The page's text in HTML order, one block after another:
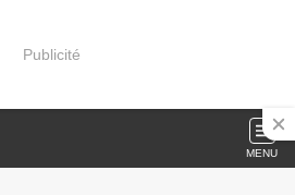
Publicité
MENU